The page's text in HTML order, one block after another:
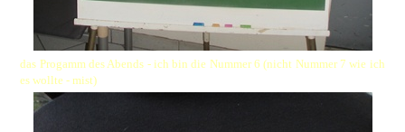
das Progamm des Abends - ich bin die Nummer 6 (nicht Nummer 7 wie ich
es wollte - mist)